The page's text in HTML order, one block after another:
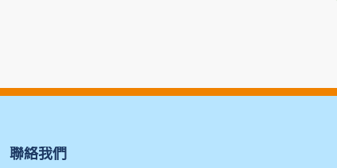
聯絡我們